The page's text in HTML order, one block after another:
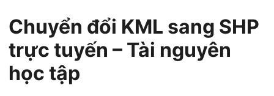
Chuyển đổi KML sang SHP
trực tuyến – Tài nguyên
học tập